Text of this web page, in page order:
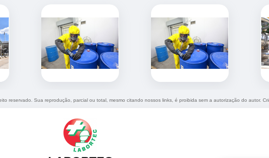
reservado. Sua reprodução, parcial ou total, mesmo citando nossos links, é proibida sem a autorização do autor.